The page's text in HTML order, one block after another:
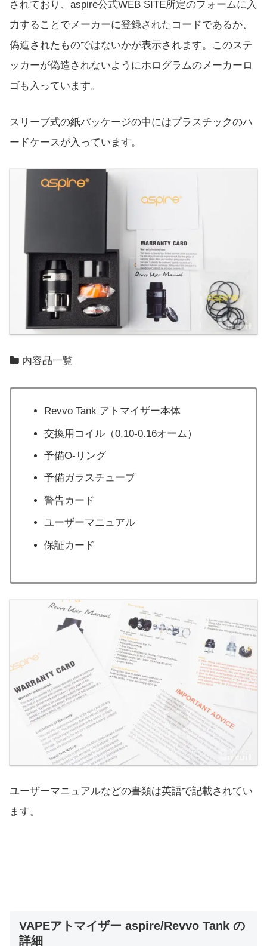
されており、aspire公式WEB SITE所定のフォームに入
力することでメーカーに登録されたコードであるか、
偽造されたものではないかが表示されます。このステ
ッカーが偽造されないようにホログラムのメーカーロ
ゴも入っています。
スリーブ式の紙パッケージの中にはプラスチックのハ
ードケースが入っています。
内容品一覧
Revvo Tank アトマイザー本体
交換用コイル（0.10-0.16オーム）
予備O-リング
予備ガラスチューブ
警告カード
ユーザーマニュアル
保証カード
ユーザーマニュアルなどの書類は英語で記載されてい
ます。
VAPEアトマイザー aspire/Revvo Tank の
詳細